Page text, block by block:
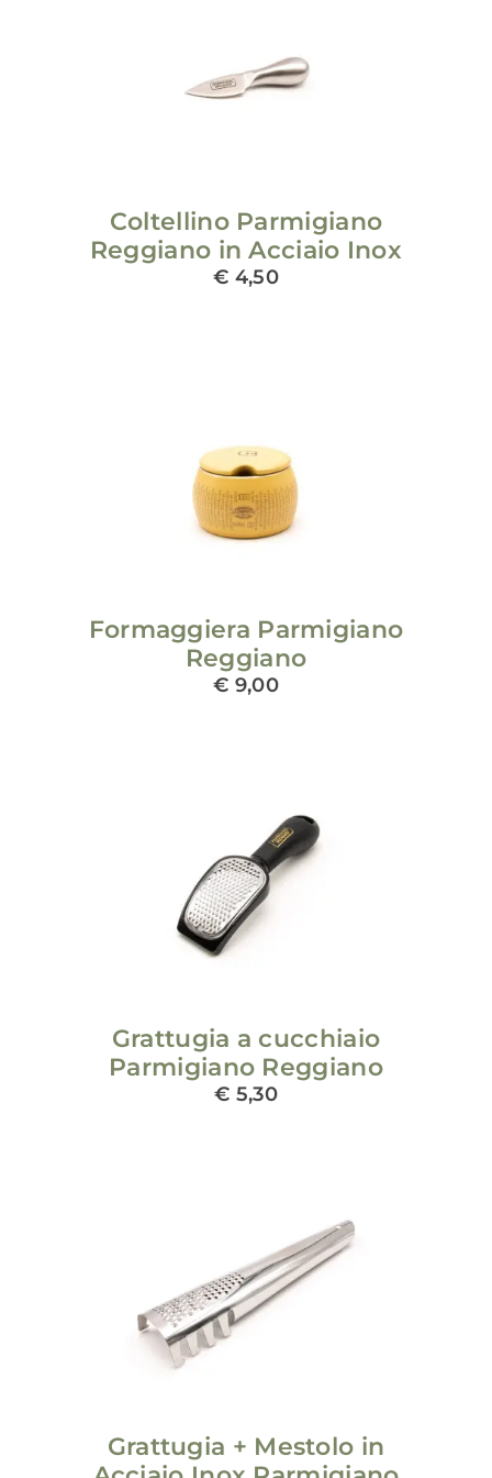
DETAILS
Coltellino Parmigiano
Reggiano in Acciaio Inox
€ 4,50
ADD TO CART / DETAILS
Formaggiera Parmigiano
Reggiano
€ 9,00
ADD TO CART / DETAILS
Grattugia a cucchiaio
Parmigiano Reggiano
€ 5,30
ADD TO CART / DETAILS
Grattugia + Mestolo in